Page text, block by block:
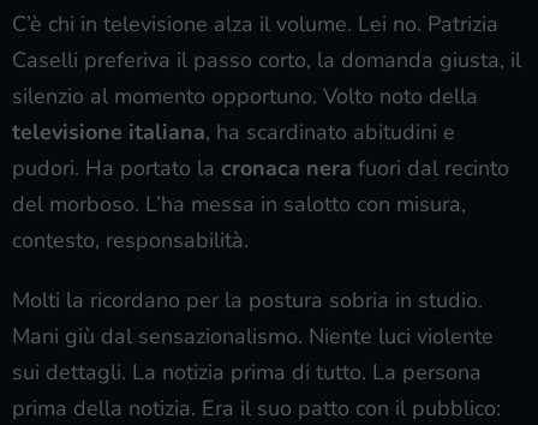
C’è chi in televisione alza il volume. Lei no. Patrizia
Caselli preferiva il passo corto, la domanda giusta, il
silenzio al momento opportuno. Volto noto della
televisione italiana, ha scardinato abitudini e
pudori. Ha portato la cronaca nera fuori dal recinto
del morboso. L’ha messa in salotto con misura,
contesto, responsabilità.
Molti la ricordano per la postura sobria in studio.
Mani giù dal sensazionalismo. Niente luci violente
sui dettagli. La notizia prima di tutto. La persona
prima della notizia. Era il suo patto con il pubblico: